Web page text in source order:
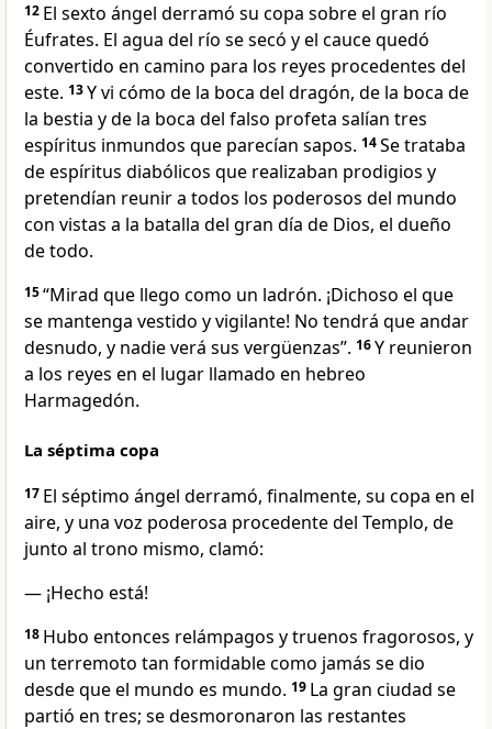
12 El sexto ángel derramó su copa sobre el gran río
Éufrates. El agua del río se secó y el cauce quedó
convertido en camino para los reyes procedentes del
este. 13Y vi cómo de la boca del dragón, de la boca de
la bestia y de la boca del falso profeta salían tres
espíritus inmundos que parecían sapos. 14Se trataba
de espíritus diabólicos que realizaban prodigios y
pretendían reunir a todos los poderosos del mundo
con vistas a la batalla del gran día de Dios, el dueño
de todo.
15“Mirad que llego como un ladrón. ¡Dichoso el que
se mantenga vestido y vigilante! No tendrá que andar
desnudo, y nadie verá sus vergüenzas”. 16Y reunieron
a los reyes en el lugar llamado en hebreo
Harmagedón.
La séptima copa
17 El séptimo ángel derramó, finalmente, su copa en el
aire, y una voz poderosa procedente del Templo, de
junto al trono mismo, clamó:
— ¡Hecho está!
18 Hubo entonces relámpagos y truenos fragorosos, y
un terremoto tan formidable como jamás se dio
desde que el mundo es mundo. 19 La gran ciudad se
partió en tres; se desmoronaron las restantes